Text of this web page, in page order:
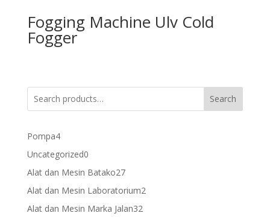
Fogging Machine Ulv Cold
Fogger
Search
Pompa44
products
Uncategorized00
products
Alat dan Mesin Batako2727
products
Alat dan Mesin Laboratorium22
Alat dan Mesin Marka Jalan3232